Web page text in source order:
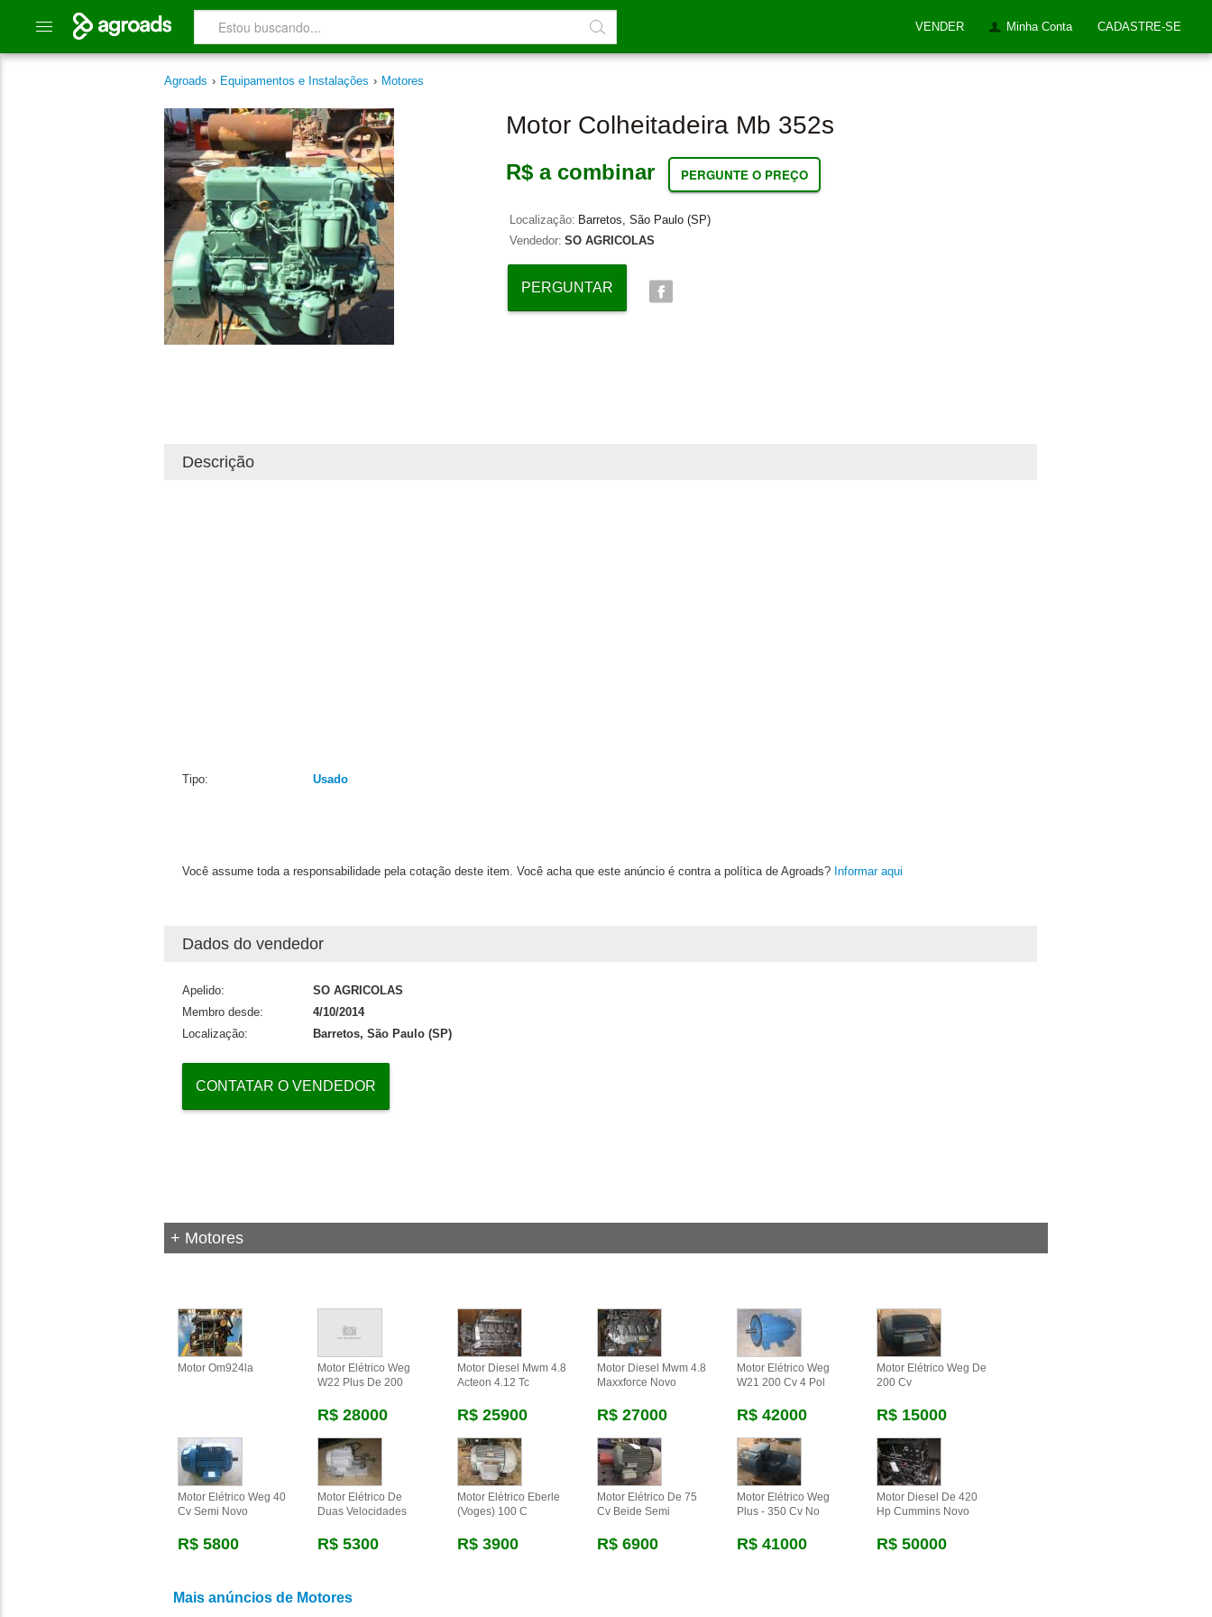
VENDER Minha Conta CADASTRE-SE
Agroads › Equipamentos e Instalações › Motores
Motor Colheitadeira Mb 352s
R$ a combinar PERGUNTE O PREÇO
Localização: Barretos, São Paulo (SP)
Vendedor: SO AGRICOLAS
PERGUNTAR
Descrição
Tipo: Usado
Você assume toda a responsabilidade pela cotação deste item. Você acha que este anúncio é contra a política de Agroads? Informar aqui
Dados do vendedor
Apelido:
SO AGRICOLAS
Membro desde:
4/10/2014
Localização:
Barretos, São Paulo (SP)
CONTATAR O VENDEDOR
+ Motores
Motor Om924la
Motor Elétrico Weg
W22 Plus De 200
R$ 28000
Motor Diesel Mwm 4.8
Acteon 4.12 Tc
R$ 25900
Motor Diesel Mwm 4.8
Maxxforce Novo
R$ 27000
Motor Elétrico Weg
W21 200 Cv 4 Pol
R$ 42000
Motor Elétrico Weg De
200 Cv
R$ 15000
Motor Elétrico Weg 40
Cv Semi Novo
R$ 5800
Motor Elétrico De
Duas Velocidades
R$ 5300
Motor Elétrico Eberle
(voges) 100 C
R$ 3900
Motor Elétrico De 75
Cv Beide Semi
R$ 6900
Motor Elétrico Weg
Plus - 350 Cv No
R$ 41000
Motor Diesel De 420
Hp Cummins Novo
R$ 50000
Mais anúncios de Motores